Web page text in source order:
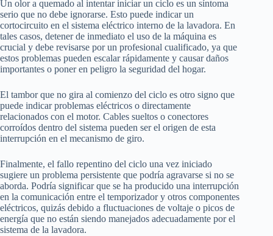
Un olor a quemado al intentar iniciar un ciclo es un síntoma
serio que no debe ignorarse. Esto puede indicar un
cortocircuito en el sistema eléctrico interno de la lavadora. En
tales casos, detener de inmediato el uso de la máquina es
crucial y debe revisarse por un profesional cualificado, ya que
estos problemas pueden escalar rápidamente y causar daños
importantes o poner en peligro la seguridad del hogar.
El tambor que no gira al comienzo del ciclo es otro signo que
puede indicar problemas eléctricos o directamente
relacionados con el motor. Cables sueltos o conectores
corroídos dentro del sistema pueden ser el origen de esta
interrupción en el mecanismo de giro.
Finalmente, el fallo repentino del ciclo una vez iniciado
sugiere un problema persistente que podría agravarse si no se
aborda. Podría significar que se ha producido una interrupción
en la comunicación entre el temporizador y otros componentes
eléctricos, quizás debido a fluctuaciones de voltaje o picos de
energía que no están siendo manejados adecuadamente por el
sistema de la lavadora.